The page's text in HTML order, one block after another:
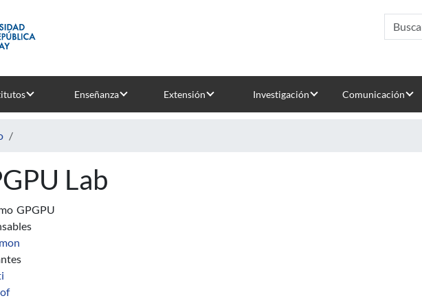
Enseñanza Extensión Investigación Comunicación
Lab
GPGPU